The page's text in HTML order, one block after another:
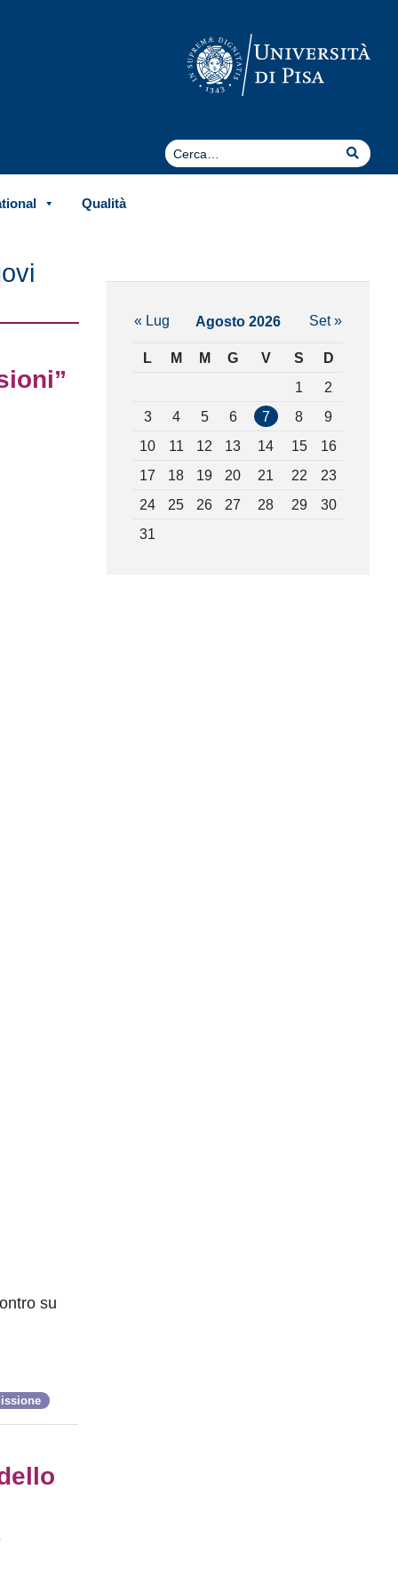
Cerca
Cerca
Qualità
su
Agosto 2026
L M M G V S D
« Lug Set »
1
2
3
4 5 6 7 8
9
10
11 12 13 14 15
16
17
18 19 20 21 22
23
24
25 26 27 28 29
30
31